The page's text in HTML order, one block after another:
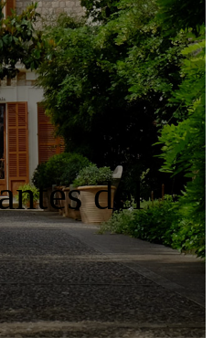
del